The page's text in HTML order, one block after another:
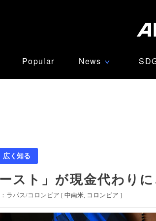
Popular News ∨
広く知る
スト」が現金代わり
ラパス/コロンビア [ 中南米 コロンビア ]